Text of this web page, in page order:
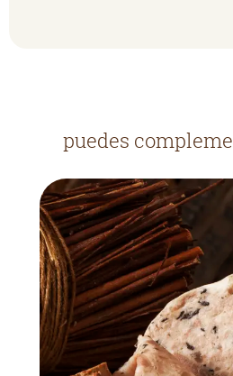
puedes